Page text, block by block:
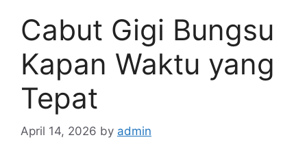
Cabut Gigi Bungsu
Kapan Waktu yang
Tepat
April 14, 2026 by admin